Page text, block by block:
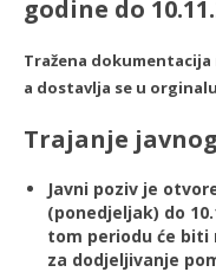
godine do
Tražena
a dostavlja se u
Trajanje
Javni poziv je
(ponedjeljak) do
tom periodu će biti
za dodjeljivanje